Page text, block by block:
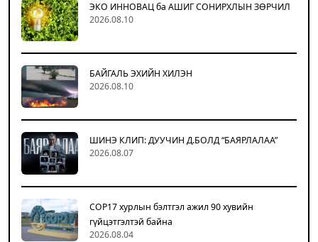
ЭКО ИННОВАЦ ба АШИГ СОНИРХЛЫН ЗӨРЧИЛ
2026.08.10
БАЙГАЛЬ ЭХИЙН ХИЛЭН
2026.08.10
ШИНЭ КЛИП: ДУУЧИН Д.БОЛД “БАЯРЛАЛАА”
2026.08.07
COP17 хурлын бэлтгэл ажил 90 хувийн
гүйцэтгэлтэй байна
2026.08.04